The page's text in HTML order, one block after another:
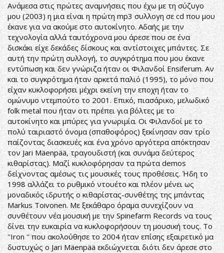
Ανάμεσα στις πρώτες αναμνήσεις που έχω με τη σύζυγο
μου (2003) η μια είναι η πρώτη mp3 συλλογη σε cd που μου
έκανε για να ακούμε στο αυτοκίνητο. Αδαής με την
τεχνολογία αλλά ταυτόχρονα μου άρεσε που σε ένα
δισκάκι είχε δεκάδες δίσκους και αντίστοιχες μπάντες. Σε
αυτή την πρώτη συλλογή, το συγκρότημα που μου έκανε
εντύπωση και δεν γνώριζα ήταν οι Φιλανδοί Ensiferum. Αν
και το συγκρότημα ήταν αρκετά παλιό (1995), το μόνο που
είχαν κυκλοφορήσει μέχρι εκείνη την εποχη ήταν το
ομώνυμο ντεμπούτο το 2001. Επικό, πιασάρικο, μελωδικό
folk metal που ήταν οτι πρέπει για βόλτες με το
αυτοκίνητο και μπύρες για γνωριμία. Οι Φιλανδοί με το
πολύ ταιριαστό όνομα (σπαθοφόρος) ξεκίνησαν σαν τρίο
παίζοντας διασκευές και ένα χρόνο αργότερα απόκτησαν
τον Jari Mäenpää, τραγουδιστή (και συνάμα δεύτερος
κιθαρίστας). Μαζί κυκλοφόρησαν τα πρώτα demos
δείχνοντας αμέσως τις μουσικές τους προθέσεις. Ήδη το
1998 αλλάζει το ρυθμικό ντουέτο και πλέον μένει ως
μοναδικός ιδρυτής ο κιθαρίστας-συνθέτης της μπάντας
Markus Toivonen. Με ξεκάθαρο όραμα συνεχίζουν να
συνθέτουν νέα μουσική με την Spinefarm Records να τους
δίνει την ευκαιρία να κυκλοφορήσουν τη μουσική τους. Το
''Iron '' που ακολούθησε το 2004 ήταν επίσης εξαιρετικό μα
δυστυχώς ο Jari Mäenpää εκδιώχνεται διότι δεν άρεσε στο